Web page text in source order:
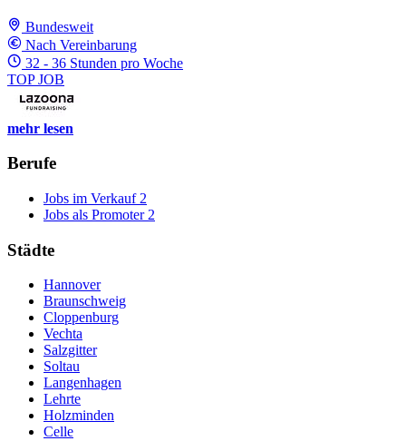
Bundesweit
Nach Vereinbarung
32 - 36 Stunden pro Woche
TOP JOB
mehr lesen
Berufe
Jobs im Verkauf 2
Jobs als Promoter 2
Städte
Hannover
Braunschweig
Cloppenburg
Vechta
Salzgitter
Soltau
Langenhagen
Lehrte
Holzminden
Celle